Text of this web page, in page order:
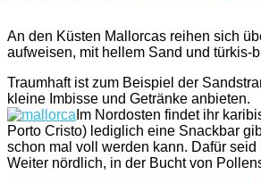
An den Küsten Mallorcas reihen sich
aufweisen, mit hellem Sand und türkis-
Traumhaft ist zum Beispiel der
kleine Imbisse und Getränke anbieten.
Im Nordosten findet ihr
Porto Cristo) lediglich eine Snackbar
schon mal voll werden kann. Dafür
Weiter nördlich, in der Bucht von